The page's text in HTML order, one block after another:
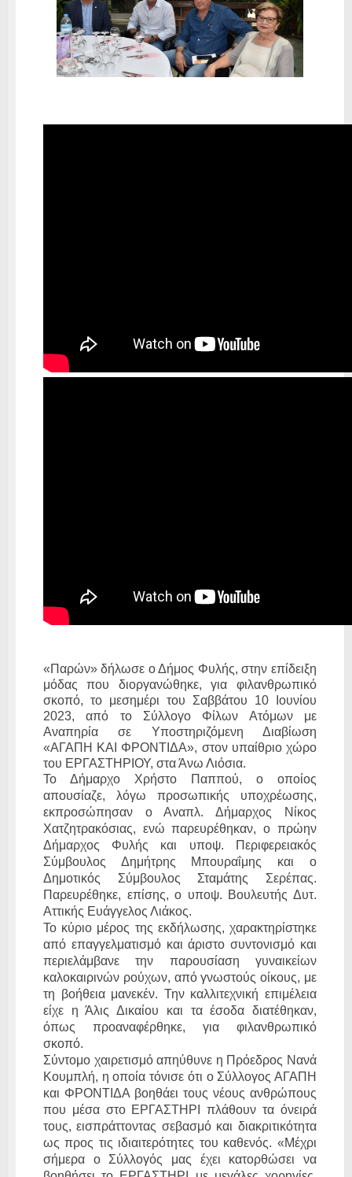
«Παρών» δήλωσε ο Δήμος Φυλής, στην επίδειξη
μόδας που διοργανώθηκε, για φιλανθρωπικό
σκοπό, το μεσημέρι του Σαββάτου 10 Ιουνίου
2023, από το Σύλλογο Φίλων Ατόμων με
Αναπηρία σε Υποστηριζόμενη Διαβίωση
«ΑΓΑΠΗ ΚΑΙ ΦΡΟΝΤΙΔΑ», στον υπαίθριο χώρο
του ΕΡΓΑΣΤΗΡΙΟΥ, στα Άνω Λιόσια.
Το Δήμαρχο Χρήστο Παππού, ο οποίος
απουσίαζε, λόγω προσωπικής υποχρέωσης,
εκπροσώπησαν ο Αναπλ. Δήμαρχος Νίκος
Χατζητρακόσιας, ενώ παρευρέθηκαν, ο πρώην
Δήμαρχος Φυλής και υποψ. Περιφερειακός
Σύμβουλος Δημήτρης Μπουραΐμης και ο
Δημοτικός Σύμβουλος Σταμάτης Σερέπας.
Παρευρέθηκε, επίσης, ο υποψ. Βουλευτής Δυτ.
Αττικής Ευάγγελος Λιάκος.
Το κύριο μέρος της εκδήλωσης, χαρακτηρίστηκε
από επαγγελματισμό και άριστο συντονισμό και
περιελάμβανε την παρουσίαση γυναικείων
καλοκαιρινών ρούχων, από γνωστούς οίκους, με
τη βοήθεια μανεκέν. Την καλλιτεχνική επιμέλεια
είχε η Άλις Δικαίου και τα έσοδα διατέθηκαν,
όπως προαναφέρθηκε, για φιλανθρωπικό
σκοπό.
Σύντομο χαιρετισμό απηύθυνε η Πρόεδρος Νανά
Κουμπλή, η οποία τόνισε ότι ο Σύλλογος ΑΓΑΠΗ
και ΦΡΟΝΤΙΔΑ βοηθάει τους νέους ανθρώπους
που μέσα στο ΕΡΓΑΣΤΗΡΙ πλάθουν τα όνειρά
τους, εισπράττοντας σεβασμό και διακριτικότητα
ως προς τις ιδιαιτερότητες του καθενός. «Μέχρι
σήμερα ο Σύλλογός μας έχει κατορθώσει να